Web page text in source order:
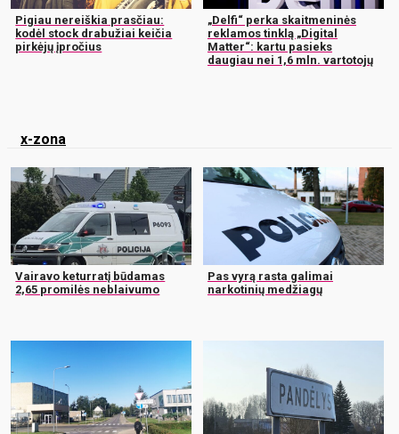
Pigiau nereiškia prasčiau:
kodėl stock drabužiai keičia
pirkėjų įpročius
„Delfi“ perka skaitmeninės
reklamos tinklą „Digital
Matter“: kartu pasieks
daugiau nei 1,6 mln. vartotojų
x-zona
Vairavo keturratį būdamas
2,65 promilės neblaivumo
Pas vyrą rasta galimai
narkotinių medžiagų